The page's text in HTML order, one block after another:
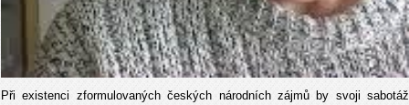
Při existenci zformulovaných českých národních zájmů by svoji sabotáž